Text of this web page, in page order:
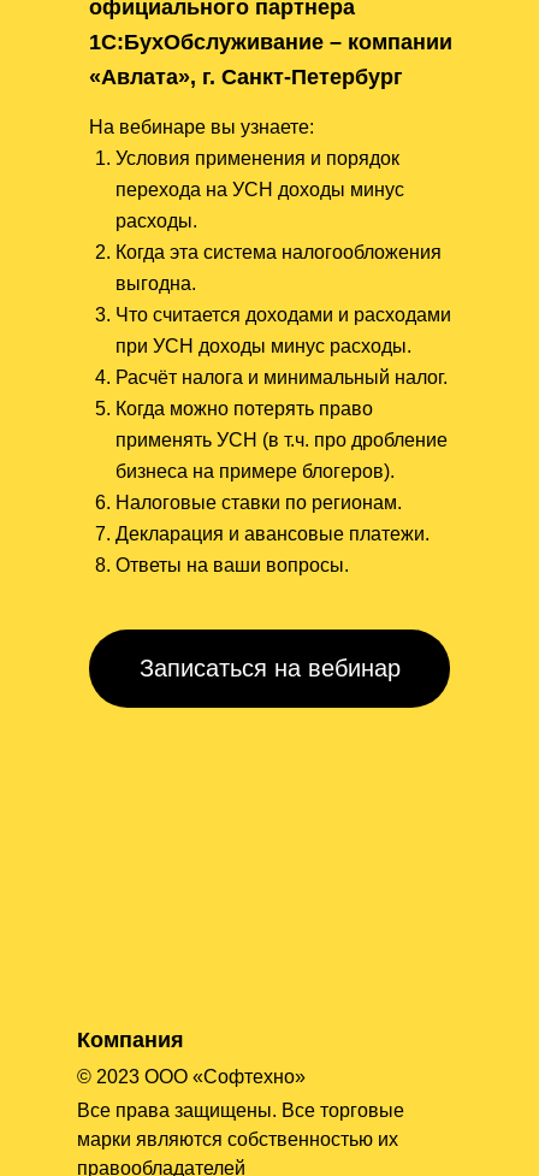
официального партнера
1С:БухОбслуживание – компании
«Авлата», г. Санкт-Петербург
На вебинаре вы узнаете:
Условия применения и порядок
перехода на УСН доходы минус
расходы.
Когда эта система налогообложения
выгодна.
Что считается доходами и расходами
при УСН доходы минус расходы.
Расчёт налога и минимальный налог.
Когда можно потерять право
применять УСН (в т.ч. про дробление
бизнеса на примере блогеров).
Налоговые ставки по регионам.
Декларация и авансовые платежи.
Ответы на ваши вопросы.
Записаться на вебинар
Компания
© 2023 ООО «Софтехно»
Все права защищены. Все торговые
марки являются собственностью их
правообладателей